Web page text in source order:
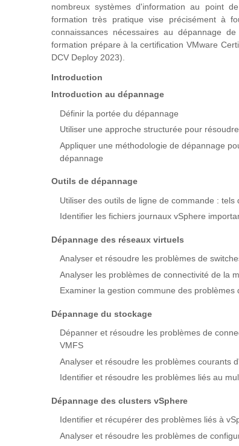
nombreux systèmes d'information au point
formation très pratique vise précisément à
connaissances nécessaires au dépannage
formation prépare à la certification VMware
DCV Deploy 2023).
Introduction
Introduction au dépannage
Définir la portée du dépannage
Utiliser une approche structurée pour
Appliquer une méthodologie de dépannage
dépannage
Outils de dépannage
Utiliser des outils de ligne de commande :
Identifier les fichiers journaux vSphere
Dépannage des réseaux virtuels
Analyser et résoudre les problèmes de
Analyser les problèmes de connectivité de la
Examiner la gestion commune des
Dépannage du stockage
Dépanner et résoudre les problèmes de
VMFS
Analyser et résoudre les problèmes courants
Identifier et résoudre les problèmes liés au
Dépannage des clusters vSphere
Identifier et récupérer des problèmes liés à
Analyser et résoudre les problèmes de